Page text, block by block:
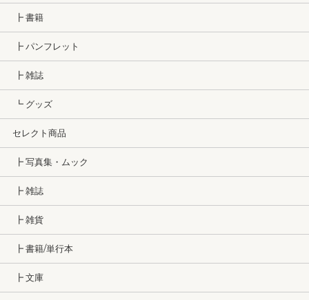
┣ 書籍
┣ パンフレット
┣ 雑誌
┗ グッズ
セレクト商品
┣ 写真集・ムック
┣ 雑誌
┣ 雑貨
┣ 書籍/単行本
┣ 文庫